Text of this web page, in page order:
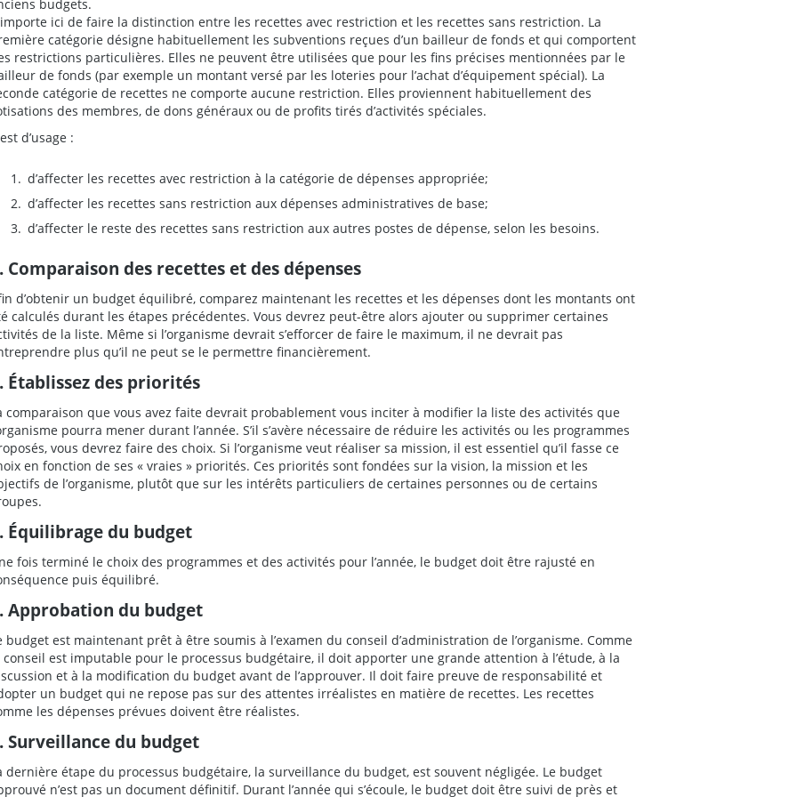
budgets.
ici de faire la distinction entre les recettes avec restriction et les recettes sans restriction. La
catégorie désigne habituellement les subventions reçues d’un bailleur de fonds et qui comportent
restrictions particulières. Elles ne peuvent être utilisées que pour les fins précises mentionnées par le
de fonds (par exemple un montant versé par les loteries pour l’achat d’équipement spécial). La
catégorie de recettes ne comporte aucune restriction. Elles proviennent habituellement des
des membres, de dons généraux ou de profits tirés d’activités spéciales.
d’usage :
d’affecter les recettes avec restriction à la catégorie de dépenses appropriée;
d’affecter les recettes sans restriction aux dépenses administratives de base;
d’affecter le reste des recettes sans restriction aux autres postes de dépense, selon les besoins.
Comparaison des recettes et des dépenses
d’obtenir un budget équilibré, comparez maintenant les recettes et les dépenses dont les montants ont
calculés durant les étapes précédentes. Vous devrez peut-être alors ajouter ou supprimer certaines
de la liste. Même si l’organisme devrait s’efforcer de faire le maximum, il ne devrait pas
plus qu’il ne peut se le permettre financièrement.
Établissez des priorités
comparaison que vous avez faite devrait probablement vous inciter à modifier la liste des activités que
pourra mener durant l’année. S’il s’avère nécessaire de réduire les activités ou les programmes
vous devrez faire des choix. Si l’organisme veut réaliser sa mission, il est essentiel qu’il fasse ce
en fonction de ses « vraies » priorités. Ces priorités sont fondées sur la vision, la mission et les
de l’organisme, plutôt que sur les intérêts particuliers de certaines personnes ou de certains
Équilibrage du budget
fois terminé le choix des programmes et des activités pour l’année, le budget doit être rajusté en
puis équilibré.
Approbation du budget
budget est maintenant prêt à être soumis à l’examen du conseil d’administration de l’organisme. Comme
conseil est imputable pour le processus budgétaire, il doit apporter une grande attention à l’étude, à la
et à la modification du budget avant de l’approuver. Il doit faire preuve de responsabilité et
un budget qui ne repose pas sur des attentes irréalistes en matière de recettes. Les recettes
les dépenses prévues doivent être réalistes.
Surveillance du budget
dernière étape du processus budgétaire, la surveillance du budget, est souvent négligée. Le budget
n’est pas un document définitif. Durant l’année qui s’écoule, le budget doit être suivi de près et